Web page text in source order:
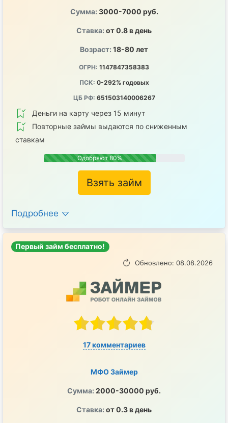
Сумма: 3000-7000 руб.
Ставка: от 0.8 в день
Возраст: 18-80 лет
ОГРН: 1147847358383
ПСК: 0-292% годовых
ЦБ РФ: 651503140006267
Деньги на карту через 15 минут
Повторные займы выдаются по сниженным
ставкам
Одобряют 80%
Взять займ
Подробнее
Первый займ бесплатно!
Обновлено: 08.08.2026
17 комментариев
МФО Займер
Сумма: 2000-30000 руб.
Ставка: от 0.3 в день